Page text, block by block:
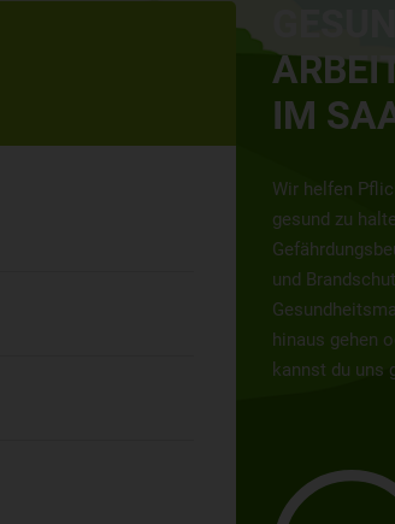
IM
Wir helfen
gesund zu
und
hinaus gehen
kannst du uns